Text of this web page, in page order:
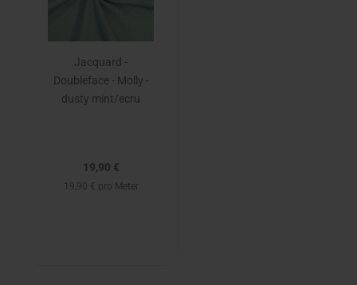
Jacquard -
Doubleface - Molly -
dusty mint/ecru
19,90 €
19,90 € pro Meter